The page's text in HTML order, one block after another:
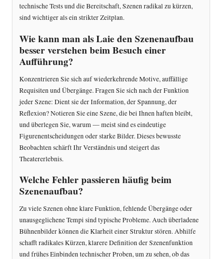
technische Tests und die Bereitschaft, Szenen radikal zu kürzen,
sind wichtiger als ein strikter Zeitplan.
Wie kann man als Laie den Szenenaufbau
besser verstehen beim Besuch einer
Aufführung?
Konzentrieren Sie sich auf wiederkehrende Motive, auffällige
Requisiten und Übergänge. Fragen Sie sich nach der Funktion
jeder Szene: Dient sie der Information, der Spannung, der
Reflexion? Notieren Sie eine Szene, die bei Ihnen haften bleibt,
und überlegen Sie, warum — meist sind es eindeutige
Figurenentscheidungen oder starke Bilder. Dieses bewusste
Beobachten schärft Ihr Verständnis und steigert das
Theatererlebnis.
Welche Fehler passieren häufig beim
Szenenaufbau?
Zu viele Szenen ohne klare Funktion, fehlende Übergänge oder
unausgeglichene Tempi sind typische Probleme. Auch überladene
Bühnenbilder können die Klarheit einer Struktur stören. Abhilfe
schafft radikales Kürzen, klarere Definition der Szenenfunktion
und frühes Einbinden technischer Proben, um zu sehen, ob das